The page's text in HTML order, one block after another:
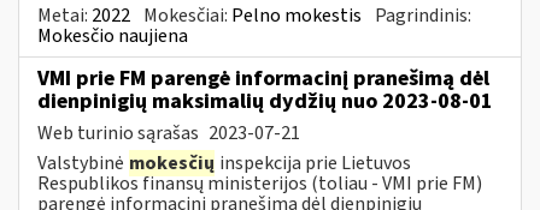
Metai: 2022 Mokesčiai: Pelno mokestis Pagrindinis:
Mokesčio naujiena
VMI prie FM parengė informacinį pranešimą dėl
dienpinigių maksimalių dydžių nuo 2023-08-01
Web turinio sąrašas 2023-07-21
Valstybinė mokesčių inspekcija prie Lietuvos
Respublikos finansų ministerijos (toliau - VMI prie FM)
parengė informacinį pranešimą dėl dienpinigių